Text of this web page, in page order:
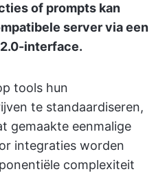
of prompts kan
server via een
interface.
tools hun
te standaardiseren,
gemaakte eenmalige
integraties worden
complexiteit